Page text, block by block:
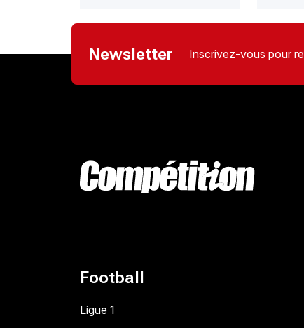
Newsletter Inscrivez-vous pour
Football
Ligue 1